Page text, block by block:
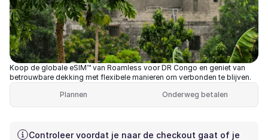
Koop de globale eSIM™ van Roamless voor DR Congo en geniet van
betrouwbare dekking met flexibele manieren om verbonden te blijven.
Plannen
Onderweg betalen
Controleer voordat je naar de checkout gaat of je